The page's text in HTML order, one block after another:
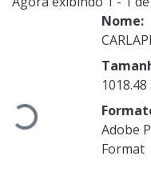
Carregando...
Nome:
1018.48
Adobe
Format